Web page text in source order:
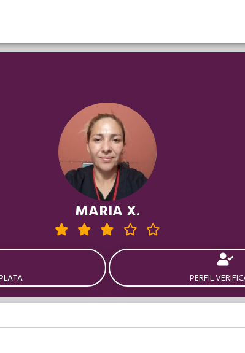
MARIA X.
PERFIL